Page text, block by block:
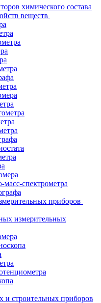
химического состава
веществ
масс-спектрометра
приборов
измерительных
и строительных приборов